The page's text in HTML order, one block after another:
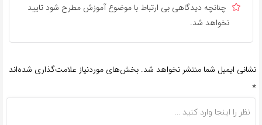
چنانچه دیدگاهی بی ارتباط با موضوع آموزش مطرح شود تایید
نخواهد شد.
نشانی ایمیل شما منتشر نخواهد شد. بخش‌های موردنیاز علامت‌گذاری شده‌اند
*